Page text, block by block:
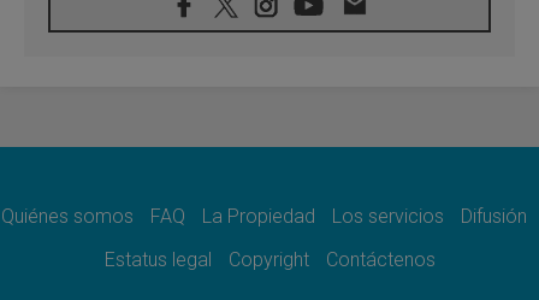
07.08.2026
Tagle: La guerra desfigura el mundo, solo la
como misión al servicio del Evangelio
SIGNIS 2026, dar voz a las religiosas en el
Quiénes somos FAQ La Propiedad Los servicios
Difusión
Estatus legal
Copyright Contáctenos